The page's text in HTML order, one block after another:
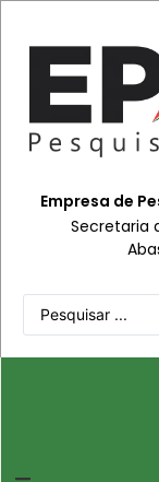
Empresa de
Secretaria